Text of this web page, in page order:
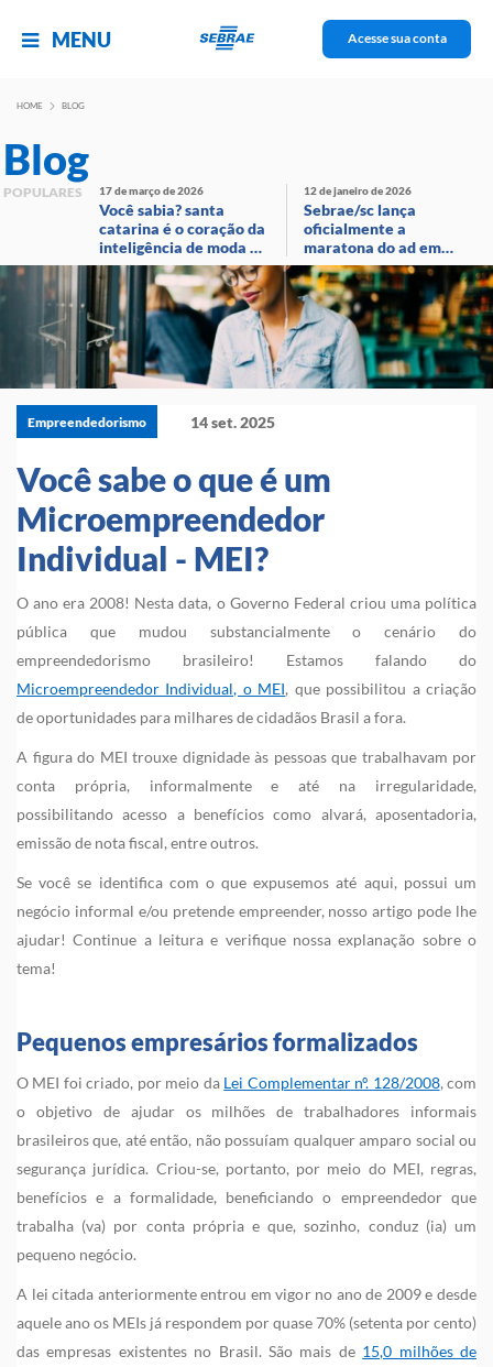
MENU Acesse sua conta
HOME BLOG
Blog
POPULARES 17 de março de 2026
Você sabia? santa
catarina é o coração da
inteligência de moda no
brasil!
12 de janeiro de 2026
Sebrae/sc lança
oficialmente a
maratona do ad em
evento com
transmissão ao vivo
Empreendedorismo 14 set. 2025
Você sabe o que é um
Microempreendedor
Individual - MEI?
O ano era 2008! Nesta data, o Governo Federal criou uma política
pública que mudou substancialmente o cenário do
empreendedorismo brasileiro! Estamos falando do
Microempreendedor Individual, o MEI, que possibilitou a criação
de oportunidades para milhares de cidadãos Brasil a fora.
A figura do MEI trouxe dignidade às pessoas que trabalhavam por
conta própria, informalmente e até na irregularidade,
possibilitando acesso a benefícios como alvará, aposentadoria,
emissão de nota fiscal, entre outros.
Se você se identifica com o que expusemos até aqui, possui um
negócio informal e/ou pretende empreender, nosso artigo pode lhe
ajudar! Continue a leitura e verifique nossa explanação sobre o
tema!
Pequenos empresários formalizados
O MEI foi criado, por meio da Lei Complementar nº. 128/2008, com
o objetivo de ajudar os milhões de trabalhadores informais
brasileiros que, até então, não possuíam qualquer amparo social ou
segurança jurídica. Criou-se, portanto, por meio do MEI, regras,
benefícios e a formalidade, beneficiando o empreendedor que
trabalha (va) por conta própria e que, sozinho, conduz (ia) um
pequeno negócio.
A lei citada anteriormente entrou em vigor no ano de 2009 e desde
aquele ano os MEIs já respondem por quase 70% (setenta por cento)
das empresas existentes no Brasil. São mais de 15,0 milhões de